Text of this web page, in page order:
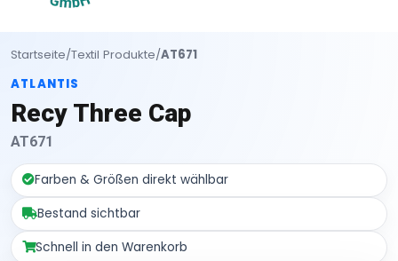
Startseite/Textil Produkte/AT671
ATLANTIS
Recy Three Cap
AT671
Farben & Größen direkt wählbar
Bestand sichtbar
Schnell in den Warenkorb